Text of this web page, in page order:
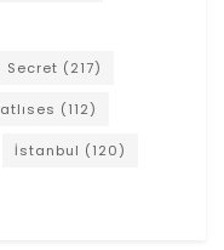
Secret (217)
(112)
İstanbul (120)